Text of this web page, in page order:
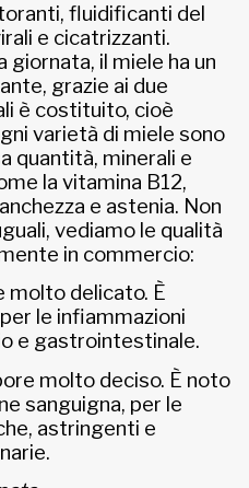
fluidificanti del
e cicatrizzanti.
il miele ha un
grazie ai due
è costituito, cioè
varietà di miele sono
quantità, minerali e
la vitamina B12,
e astenia. Non
vediamo le qualità
in commercio:
molto delicato. È
le infiammazioni
e gastrointestinale.
molto deciso. È noto
sanguigna, per le
astringenti e